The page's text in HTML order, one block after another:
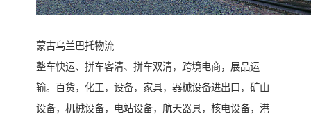
蒙古乌兰巴托物流
整车快运、拼车客清、拼车双清，跨境电商，展品运
输。百货，化工，设备，家具，器械设备进出口，矿山
设备，机械设备，电站设备，航天器具，核电设备，港